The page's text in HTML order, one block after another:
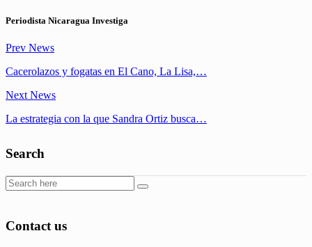
Periodista Nicaragua Investiga
Prev News
Cacerolazos y fogatas en El Cano, La Lisa,…
Next News
La estrategia con la que Sandra Ortiz busca…
Search
Contact us